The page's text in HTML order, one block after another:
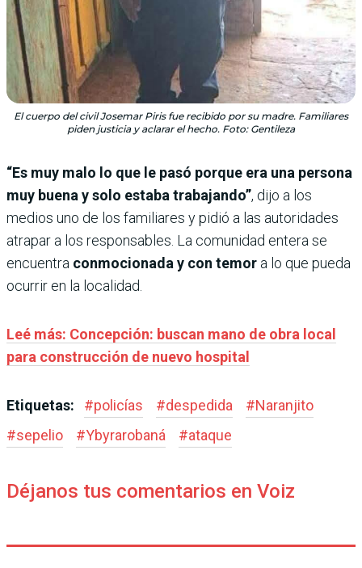
El cuerpo del civil Josemar Piris fue recibido por su madre. Familiares
piden justicia y aclarar el hecho. Foto: Gentileza
“Es muy malo lo que le pasó porque era una persona
muy buena y solo estaba trabajando”, dijo a los
medios uno de los familiares y pidió a las autoridades
atrapar a los responsables. La comunidad entera se
encuentra conmocionada y con temor a lo que pueda
ocurrir en la localidad.
Leé más: Concepción: buscan mano de obra local
para construcción de nuevo hospital
Etiquetas: #policías #despedida #Naranjito
#sepelio #Ybyrarobaná #ataque
Déjanos tus comentarios en Voiz